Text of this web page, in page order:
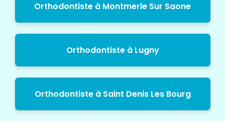
Orthodontiste à Montmerle Sur Saone
Orthodontiste à Lugny
Orthodontiste à Saint Denis Les Bourg